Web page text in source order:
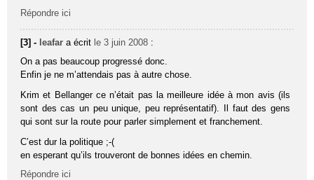
Répondre ici
[3] - leafar a écrit le 3 juin 2008 :
On a pas beaucoup progressé donc.
Enfin je ne m’attendais pas à autre chose.
Krim et Bellanger ce n’était pas la meilleure idée à mon avis (ils
sont des cas un peu unique, peu représentatif). Il faut des gens
qui sont sur la route pour parler simplement et franchement.
C’est dur la politique ;-(
en esperant qu’ils trouveront de bonnes idées en chemin.
Répondre ici